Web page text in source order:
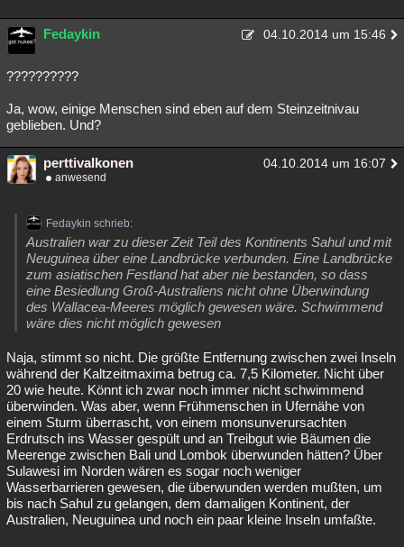
Fedaykin 04.10.2014 um 15:46
??????????
Ja, wow, einige Menschen sind eben auf dem Steinzeitnivau
geblieben. Und?
perttivalkonen 04.10.2014 um 16:07
anwesend
Fedaykin schrieb:
Australien war zu dieser Zeit Teil des Kontinents Sahul und mit
Neuguinea über eine Landbrücke verbunden. Eine Landbrücke
zum asiatischen Festland hat aber nie bestanden, so dass
eine Besiedlung Groß-Australiens nicht ohne Überwindung
des Wallacea-Meeres möglich gewesen wäre. Schwimmend
wäre dies nicht möglich gewesen
Naja, stimmt so nicht. Die größte Entfernung zwischen zwei Inseln
während der Kaltzeitmaxima betrug ca. 7,5 Kilometer. Nicht über
20 wie heute. Könnt ich zwar noch immer nicht schwimmend
überwinden. Was aber, wenn Frühmenschen in Ufernähe von
einem Sturm überrascht, von einem monsunverursachten
Erdrutsch ins Wasser gespült und an Treibgut wie Bäumen die
Meerenge zwischen Bali und Lombok überwunden hätten? Über
Sulawesi im Norden wären es sogar noch weniger
Wasserbarrieren gewesen, die überwunden werden mußten, um
bis nach Sahul zu gelangen, dem damaligen Kontinent, der
Australien, Neuguinea und noch ein paar kleine Inseln umfaßte.